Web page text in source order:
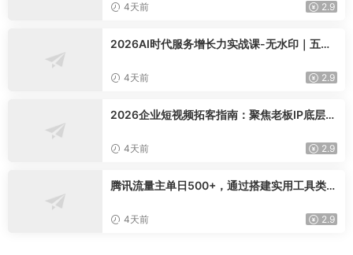
4天前 2.9
2026AI时代服务增长力实战课-无水印｜五力
卷实现长效业绩增长
4天前 2.9
2026企业短视频拓客指南：聚焦老板IP底层逻
交完整获客链路
4天前 2.9
腾讯流量主单日500+，通过搭建实用工具类小
4天前 2.9